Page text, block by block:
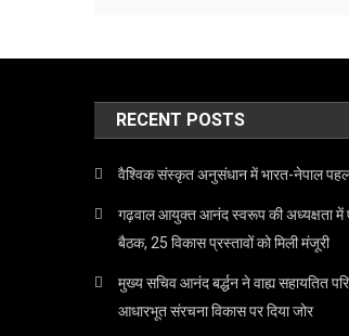
RECENT POSTS
वैश्विक संस्कृत अनुसंधान में भारत-नेपाल
गढ़वाल आयुक्त आनंद स्वरूप की अध्यक्षता में
बैठक, 25 विकास प्रस्तावों को मिली मंजूरी
मुख्य सचिव आनंद बर्द्धन ने वाह्य सहायतित
आधारभूत संरचना विकास पर दिया जोर